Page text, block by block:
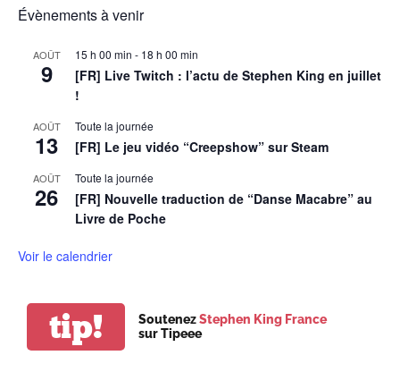
Évènements à venir
AOÛT
9
15 h 00 min - 18 h 00 min
[FR] Live Twitch : l’actu de Stephen King en juillet
!
AOÛT
13
Toute la journée
[FR] Le jeu vidéo “Creepshow” sur Steam
AOÛT
26
Toute la journée
[FR] Nouvelle traduction de “Danse Macabre” au
Livre de Poche
Voir le calendrier
tip! SoutenezStephen King France
sur Tipeee